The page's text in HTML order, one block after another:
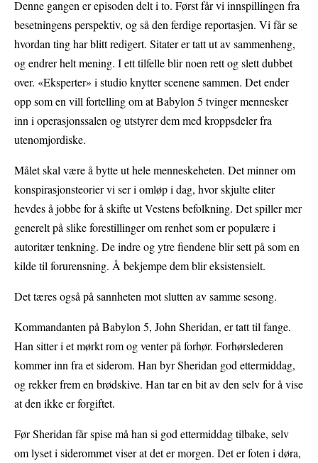
Denne gangen er episoden delt i to. Først får vi innspillingen fra
besetningens perspektiv, og så den ferdige reportasjen. Vi får se
hvordan ting har blitt redigert. Sitater er tatt ut av sammenheng,
og endrer helt mening. I ett tilfelle blir noen rett og slett dubbet
over. «Eksperter» i studio knytter scenene sammen. Det ender
opp som en vill fortelling om at Babylon 5 tvinger mennesker
inn i operasjonssalen og utstyrer dem med kroppsdeler fra
utenomjordiske.
Målet skal være å bytte ut hele menneskeheten. Det minner om
konspirasjonsteorier vi ser i omløp i dag, hvor skjulte eliter
hevdes å jobbe for å skifte ut Vestens befolkning. Det spiller mer
generelt på slike forestillinger om renhet som er populære i
autoritær tenkning. De indre og ytre fiendene blir sett på som en
kilde til forurensning. Å bekjempe dem blir eksistensielt.
Det tæres også på sannheten mot slutten av samme sesong.
Kommandanten på Babylon 5, John Sheridan, er tatt til fange.
Han sitter i et mørkt rom og venter på forhør. Forhørslederen
kommer inn fra et siderom. Han byr Sheridan god ettermiddag,
og rekker frem en brødskive. Han tar en bit av den selv for å vise
at den ikke er forgiftet.
Før Sheridan får spise må han si god ettermiddag tilbake, selv
om lyset i siderommet viser at det er morgen. Det er foten i døra,